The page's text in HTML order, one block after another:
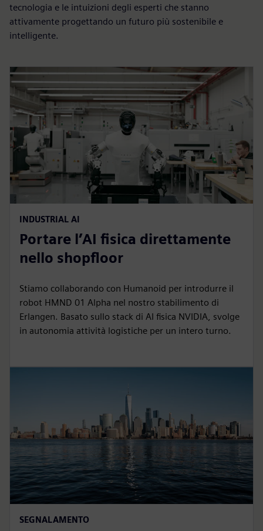
tecnologia e le intuizioni degli esperti che stanno
attivamente progettando un futuro più sostenibile e
intelligente.
INDUSTRIAL AI
Portare l’AI fisica direttamente
nello shopfloor
Stiamo collaborando con Humanoid per introdurre il
robot HMND 01 Alpha nel nostro stabilimento di
Erlangen. Basato sullo stack di AI fisica NVIDIA, svolge
in autonomia attività logistiche per un intero turno.
SEGNALAMENTO